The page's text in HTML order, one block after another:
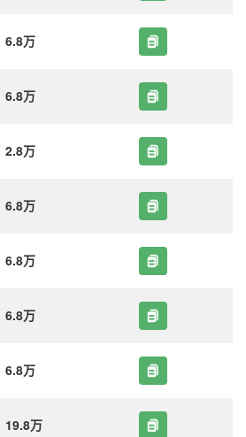
6.8万
6.8万
2.8万
6.8万
6.8万
6.8万
6.8万
19.8万